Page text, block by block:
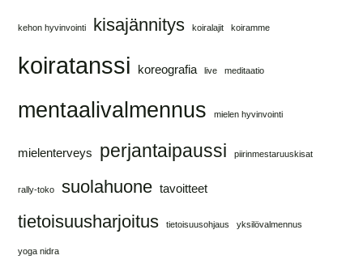
kehon hyvinvointi kisajännitys koiralajit koiramme
koiratanssi koreografia live meditaatio
mentaalivalmennus mielen hyvinvointi
mielenterveys perjantaipaussi piirinmestaruuskisat
rally-toko suolahuone tavoitteet
tietoisuusharjoitus tietoisuusohjaus yksilövalmennus
yoga nidra